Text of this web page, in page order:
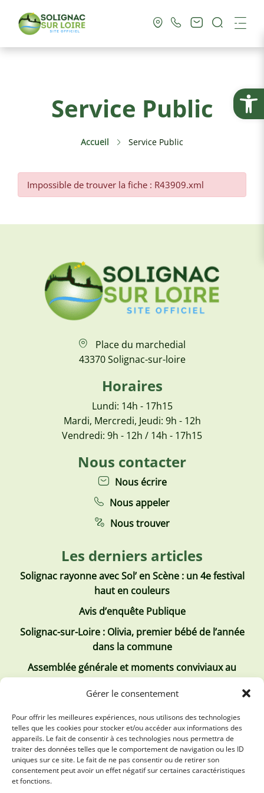
Ouvrir
Gérer le consentement
Pour offrir les meilleures expériences, nous utilisons des technologies
telles que les cookies pour stocker et/ou accéder aux informations des
appareils. Le fait de consentir à ces technologies nous permettra de
traiter des données telles que le comportement de navigation ou les ID
uniques sur ce site. Le fait de ne pas consentir ou de retirer son
consentement peut avoir un effet négatif sur certaines caractéristiques
et fonctions.
Vie Pratique
Culture & Loisirs
Tourisme
Service Public
Accueil Service Public
Impossible de trouver la fiche : R43909.xml
Place du marchedial
43370 Solignac-sur-loire
Horaires
Lundi: 14h - 17h15
Mardi, Mercredi, Jeudi: 9h - 12h
Vendredi: 9h - 12h / 14h - 17h15
Nous contacter
Nous écrire
Nous appeler
Nous trouver
Les derniers articles
Solignac rayonne avec Sol’ en Scène : un 4e festival
haut en couleurs
Avis d’enquête Publique
Solignac-sur-Loire : Olivia, premier bébé de l’année
dans la commune
Assemblée générale et moments conviviaux au
Les derniers comptes rendus
Conseil municipal 2 juillet 2026
Conseil Municipal du 30 avril 2026